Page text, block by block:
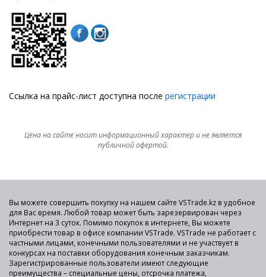
Ссылка на прайс-лист доступна после регистрации
Цена на сайте носит информационный характер и не является
публичной офертой.
Вы можете совершить покупку на нашем сайте VSTrade.kz в удобное
для Вас время. Любой товар может быть зарезервирован через
Интернет на 3 суток. Помимо покупок в интернете, Вы можете
приобрести товар в офисе компании VSTrade. VSTrade не работает с
частными лицами, конечными пользователями и не участвует в
конкурсах на поставки оборудования конечным заказчикам.
Зарегистрированные пользователи имеют следующие
преимущества – специальные цены, отсрочка платежа,